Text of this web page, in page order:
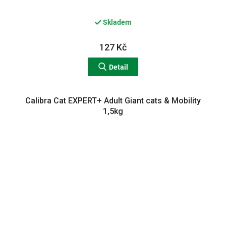
Skladem
127 Kč
Detail
Calibra Cat EXPERT+ Adult Giant cats & Mobility
1,5kg